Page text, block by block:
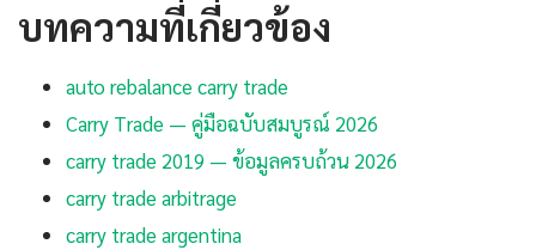
บทความที่เกี่ยวข้อง
auto rebalance carry trade
Carry Trade — คู่มือฉบับสมบูรณ์ 2026
carry trade 2019 — ข้อมูลครบถ้วน 2026
carry trade arbitrage
carry trade argentina